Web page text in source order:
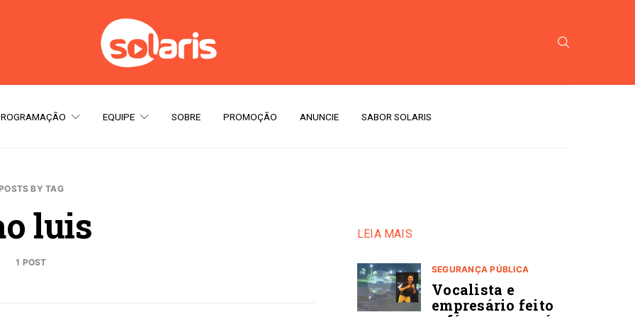
EQUIPE SOBRE PROMOÇÃO ANUNCIE SABOR SOLARIS
BY TAG
luis
1 POST
LEIA MAIS
SEGURANÇA PÚBLICA
Vocalista e
empresário feito